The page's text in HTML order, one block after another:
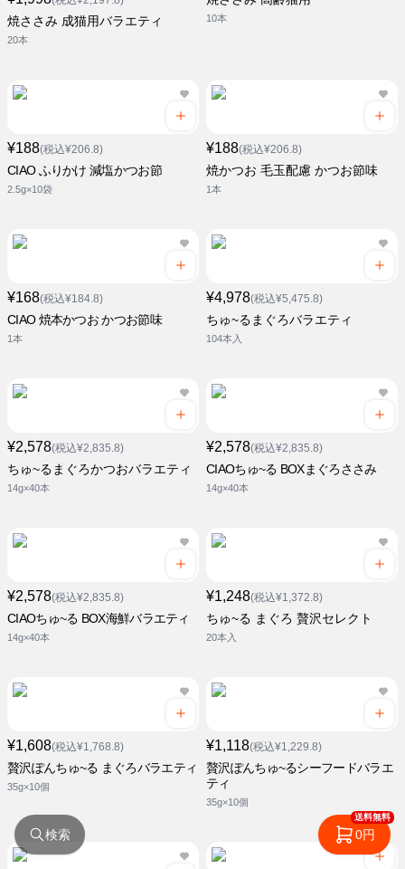
焼ささみ 成猫用バラエティ
20本
10本
¥188(税込¥206.8)
CIAO ふりかけ 減塩かつお節
2.5g×10袋
¥188(税込¥206.8)
焼かつお 毛玉配慮 かつお節味
1本
¥168(税込¥184.8)
CIAO 焼本かつお かつお節味
1本
¥4,978(税込¥5,475.8)
ちゅ~るまぐろバラエティ
104本入
¥2,578(税込¥2,835.8)
ちゅ~るまぐろかつおバラエティ
14g×40本
¥2,578(税込¥2,835.8)
CIAOちゅ~る BOXまぐろささみ
14g×40本
¥2,578(税込¥2,835.8)
CIAOちゅ~る BOX海鮮バラエティ
14g×40本
¥1,248(税込¥1,372.8)
ちゅ~る まぐろ 贅沢セレクト
20本入
¥1,608(税込¥1,768.8)
贅沢ぽんちゅ~る まぐろバラエティ
35g×10個
¥1,118(税込¥1,229.8)
贅沢ぽんちゅ~るシーフードバラエ
ティ
35g×10個
検索
送料無料
0円